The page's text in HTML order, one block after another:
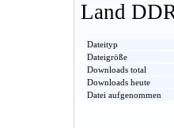
Land
Dateityp
Dateigröße
Downloads total
Downloads heute
Datei aufgenommen